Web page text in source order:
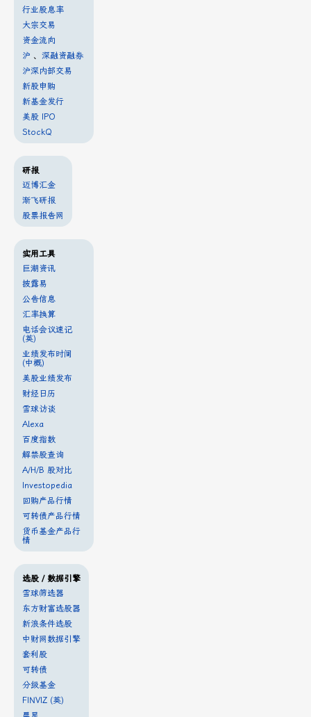
行业股息率
大宗交易
资金流向
沪 、 深融资融券
沪深内部交易
新股申购
新基金发行
美股 IPO
StockQ
研报
迈博汇金
渐飞研报
股票报告网
实用工具
巨潮资讯
披露易
公告信息
汇率换算
电话会议速记
(英)
业绩发布时间
(中概)
美股业绩发布
财经日历
雪球访谈
Alexa
百度指数
解禁股查询
A/H/B 股对比
Investopedia
回购产品行情
可转债产品行情
货币基金产品行
情
选股 / 数据引擎
雪球筛选器
东方财富选股器
新浪条件选股
中财网数据引擎
套利股
可转债
分级基金
FINVIZ (英)